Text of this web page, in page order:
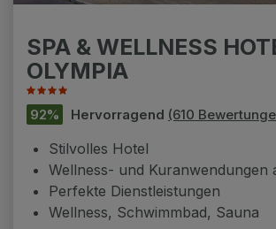
SPA & WELLNESS
OLYMPIA
92% Hervorragend (610
Stilvolles Hotel
Wellness- und Kuranwendungen
Perfekte Dienstleistungen
Wellness, Schwimmbad, Sauna